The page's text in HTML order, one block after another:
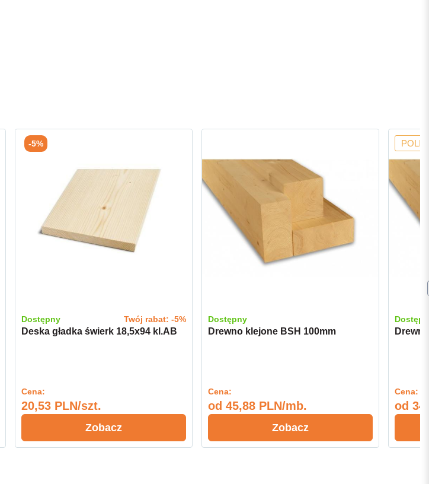
-5%
Dostępny Twój rabat: -5%
Deska gładka świerk 18,5x94 kl.AB
Cena:
20,53 PLN/szt.
Zobacz
Dostępny
Drewno klejone BSH 100mm
Cena:
od 45,88 PLN/mb.
Zobacz
Cena:
od